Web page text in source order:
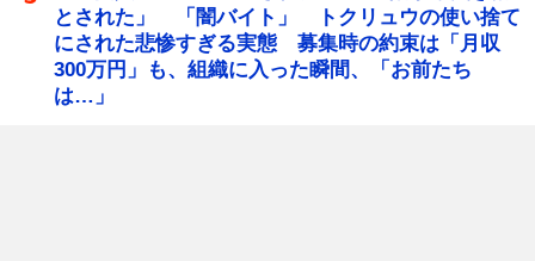
とされた」 「闇バイト」 トクリュウの使い捨て
にされた悲惨すぎる実態 募集時の約束は「月収
300万円」も、組織に入った瞬間、「お前たち
は…」